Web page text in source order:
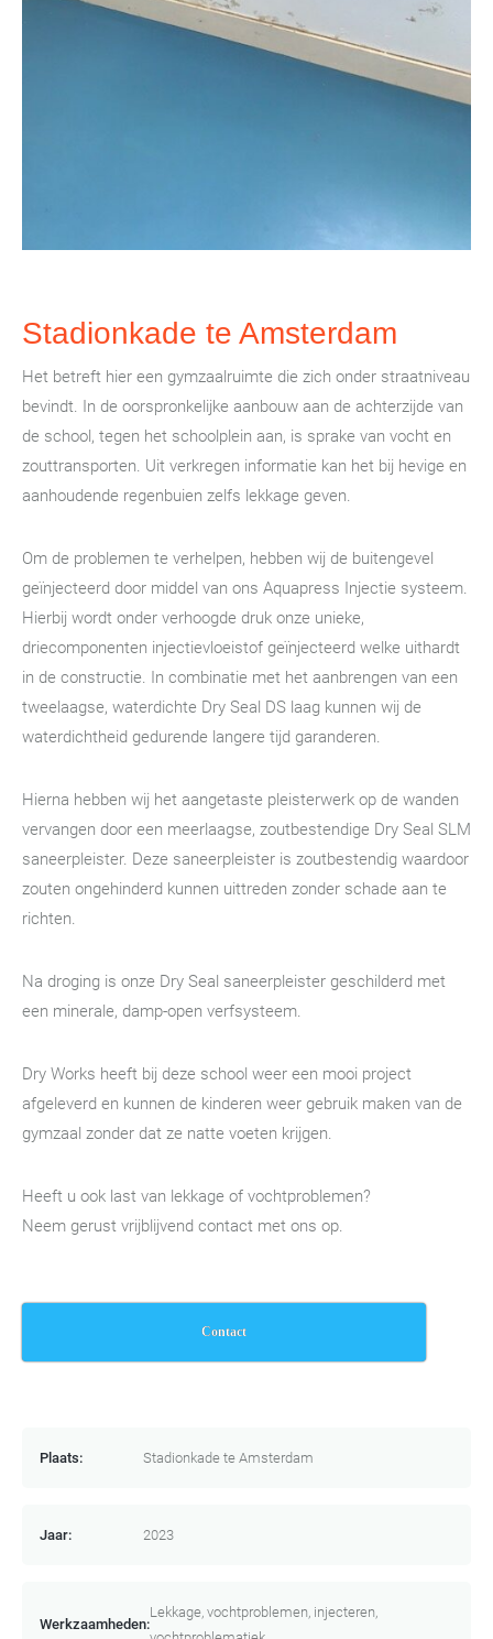
Stadionkade te Amsterdam
Het betreft hier een gymzaalruimte die zich onder straatniveau
bevindt. In de oorspronkelijke aanbouw aan de achterzijde van
de school, tegen het schoolplein aan, is sprake van vocht en
zouttransporten. Uit verkregen informatie kan het bij hevige en
aanhoudende regenbuien zelfs lekkage geven.
Om de problemen te verhelpen, hebben wij de buitengevel
geïnjecteerd door middel van ons Aquapress Injectie systeem.
Hierbij wordt onder verhoogde druk onze unieke,
driecomponenten injectievloeistof geïnjecteerd welke uithardt
in de constructie. In combinatie met het aanbrengen van een
tweelaagse, waterdichte Dry Seal DS laag kunnen wij de
waterdichtheid gedurende langere tijd garanderen.
Hierna hebben wij het aangetaste pleisterwerk op de wanden
vervangen door een meerlaagse, zoutbestendige Dry Seal SLM
saneerpleister. Deze saneerpleister is zoutbestendig waardoor
zouten ongehinderd kunnen uittreden zonder schade aan te
richten.
Na droging is onze Dry Seal saneerpleister geschilderd met
een minerale, damp-open verfsysteem.
Dry Works heeft bij deze school weer een mooi project
afgeleverd en kunnen de kinderen weer gebruik maken van de
gymzaal zonder dat ze natte voeten krijgen.
Heeft u ook last van lekkage of vochtproblemen?
Neem gerust vrijblijvend contact met ons op.
Contact
Plaats: Stadionkade te Amsterdam
Jaar: 2023
Werkzaamheden:
Lekkage, vochtproblemen, injecteren,